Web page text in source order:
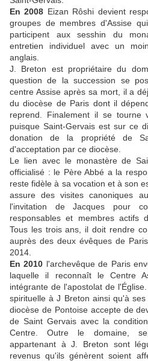
En 2008 Eizan Rôshi devient
groupes de membres d'Assise
participent aux sesshin du
entretien individuel avec un
anglais.
J. Breton est propriétaire du
question de la succession se
centre Assise après sa mort, il a
du diocèse de Paris dont il
reprend. Finalement il se tourne
puisque Saint-Gervais est sur ce
donation de la propriété de
d'acceptation par ce diocèse.
Le lien avec le monastère de
officialisé : le Père Abbé a la
reste fidèle à sa vocation et à son
assure des visites canoniques
l'invitation de Jacques pour
responsables et membres actifs
Tous les trois ans, il doit rendre
auprès des deux évêques de
2014.
En 2010 l'archevêque de Paris
laquelle il reconnaît le Centre
intégrante de l'apostolat de
spirituelle à J Breton ainsi qu'à
diocèse de Pontoise accepte de
de Saint Gervais avec la
Centre. Outre le domaine,
appartenant à J. Breton sont
revenus qu'ils génèrent soient